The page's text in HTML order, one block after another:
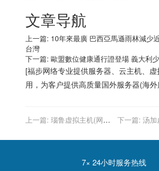
文章导航
上一篇: 10年來最廣 巴西亞馬遜雨林減少
台灣
下一篇: 歐盟數位健康通行證登場 義大利
[福步网络专业提供服务器 云主机
用，为客户提供高质量国外服务器(海
上一篇: 瑙鲁虚拟主机(网站
间)
下一篇: 汤加
7× 24小时服务热线